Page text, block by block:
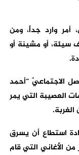
أمر وارد جداً، ومن
سيئة، أو مشينة أو
.
الاجتماعيّ “أحمد
العصيبة التي يمر
.
استطاع أن يسرق
الأغاني التي قام